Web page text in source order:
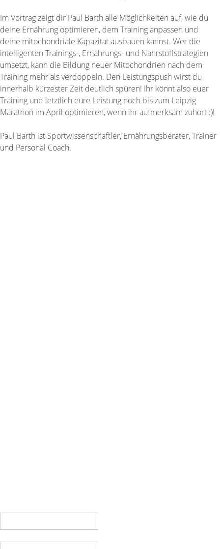
Im Vortrag zeigt dir Paul Barth alle Möglichkeiten auf, wie du
deine Ernährung optimieren, dem Training anpassen und
deine mitochondriale Kapazität ausbauen kannst. Wer die
intelligenten Trainings-, Ernährungs- und Nährstoffstrategien
umsetzt, kann die Bildung neuer Mitochondrien nach dem
Training mehr als verdoppeln. Den Leistungspush wirst du
innerhalb kürzester Zeit deutlich spüren! Ihr könnt also euer
Training und letztlich eure Leistung noch bis zum Leipzig
Marathon im April optimieren, wenn ihr aufmerksam zuhört :)!
Paul Barth ist Sportwissenschaftler, Ernährungsberater, Trainer
und Personal Coach.